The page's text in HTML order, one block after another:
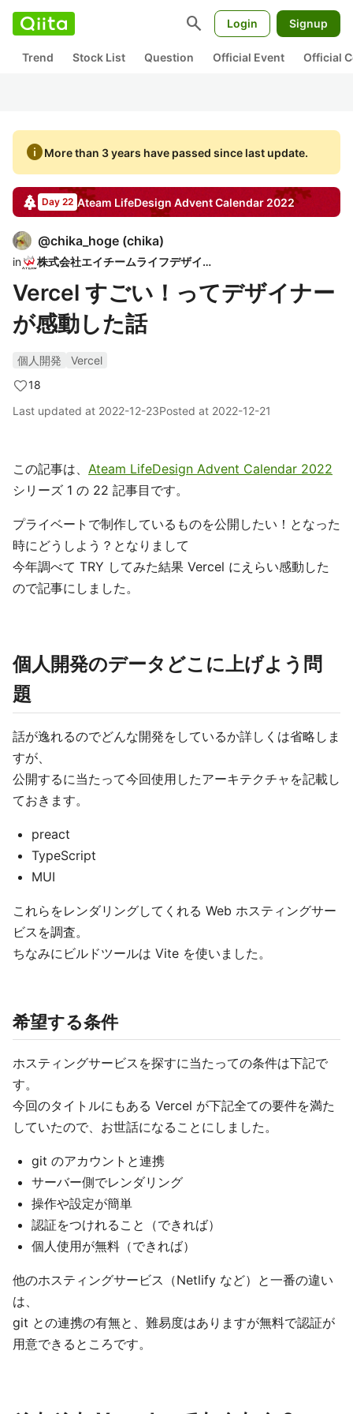
search Login Signup
Trend Stock List Question Official Event Official
infoMore than 3 years have passed since last update.
Day 22 Ateam LifeDesign Advent Calendar 2022
@chika_hoge (chika)
in 株式会社エイチームライフデザイン
Vercel すごい！ってデザイナー
が感動した話
個人開発
Vercel
18
Last updated at 2022-12-23Posted at 2022-12-21
この記事は、 Ateam LifeDesign Advent Calendar 2022
シリーズ 1 の 22 記事目です。
プライベートで制作しているものを公開したい！となった
時にどうしよう？となりまして
今年調べて TRY してみた結果 Vercel にえらい感動した
ので記事にしました。
個人開発のデータどこに上げよう問
題
話が逸れるのでどんな開発をしているか詳しくは省略しま
すが、
公開するに当たって今回使用したアーキテクチャを記載し
ておきます。
preact
TypeScript
MUI
これらをレンダリングしてくれる Web ホスティングサー
ビスを調査。
ちなみにビルドツールは Vite を使いました。
希望する条件
ホスティングサービスを探すに当たっての条件は下記で
す。
今回のタイトルにもある Vercel が下記全ての要件を満た
していたので、お世話になることにしました。
git のアカウントと連携
サーバー側でレンダリング
操作や設定が簡単
認証をつけれること（できれば）
個人使用が無料（できれば）
他のホスティングサービス（Netlify など）と一番の違い
は、
git との連携の有無と、難易度はありますが無料で認証が
用意できるところです。